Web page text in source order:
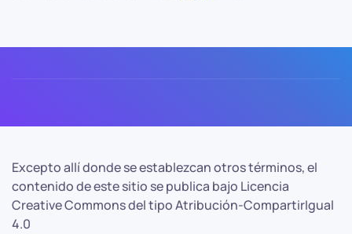
Excepto allí donde se establezcan otros términos, el
contenido de este sitio se publica bajo Licencia
Creative Commons del tipo Atribución-CompartirIgual
4.0